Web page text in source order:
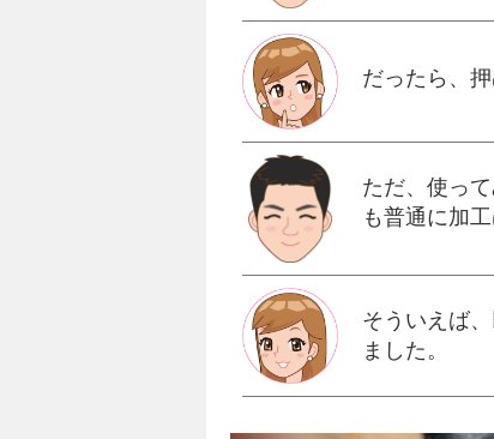
だったら、
ただ、使っ
も普通に加
そういえば
ました。